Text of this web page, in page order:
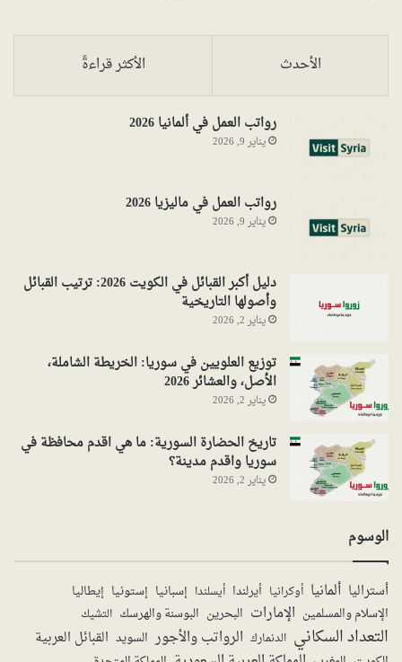
الأحدث الأكثر قراءةً
رواتب العمل في ألمانيا 2026
يناير 9, 2026
رواتب العمل في ماليزيا 2026
يناير 9, 2026
دليل أكبر القبائل في الكويت 2026: ترتيب القبائل
وأصولها التاريخية
يناير 2, 2026
توزيع العلويين في سوريا: الخريطة الشاملة،
الأصل، والعشائر 2026
يناير 2, 2026
تاريخ الحضارة السورية: ما هي اقدم محافظة في
سوريا واقدم مدينة؟
يناير 2, 2026
الوسوم
أستراليا ألمانيا أوكرانيا أيرلندا أيسلندا إسبانيا إستونيا إيطاليا
الإسلام والمسلمين الإمارات البحرين البوسنة والهرسك التشيك
التعداد السكاني الدنمارك الرواتب والأجور السويد القبائل العربية